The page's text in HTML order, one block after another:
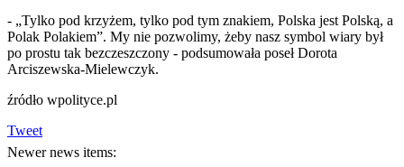
- „Tylko pod krzyżem, tylko pod tym znakiem, Polska jest Polską, a
Polak Polakiem”. My nie pozwolimy, żeby nasz symbol wiary był
po prostu tak bezczeszczony - podsumowała poseł Dorota
Arciszewska-Mielewczyk.
źródło wpolityce.pl
Tweet
Newer news items: